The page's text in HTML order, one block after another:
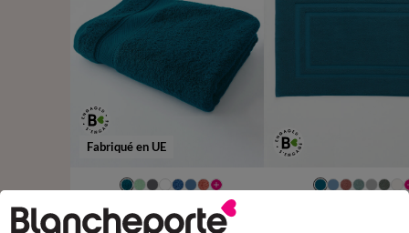
Fabriqué en UE
TAPIS DE BAIN :